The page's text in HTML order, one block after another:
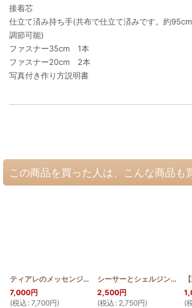
接着芯
仕立て済み持ち手(共布で仕立て済みです。約
調節可能)
ファスナー35cm 1本
ファスナー20cm 2本
写真付き作り方説明書
この商品を買った人は、こんな商品も
ティアレのメッセンジャーバッグ [HQB_MINI_M_TIA
7,000円
(税込 : 7,700円)
シーサーとシェルジンジャーのステンドグラスキルトタペストリー50cm×80cm Pattern
2,500円
(税込 : 2,750円)
(